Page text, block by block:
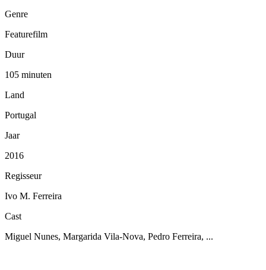
Genre
Featurefilm
Duur
105 minuten
Land
Portugal
Jaar
2016
Regisseur
Ivo M. Ferreira
Cast
Miguel Nunes, Margarida Vila-Nova, Pedro Ferreira, ...